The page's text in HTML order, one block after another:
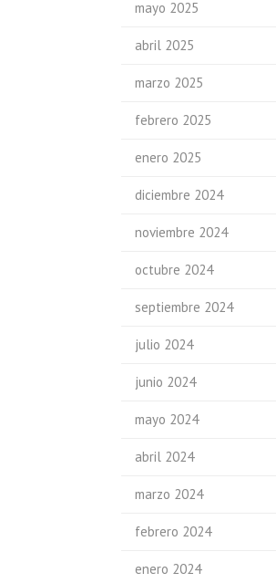
mayo 2025
abril 2025
marzo 2025
febrero 2025
enero 2025
diciembre 2024
noviembre 2024
octubre 2024
septiembre 2024
julio 2024
junio 2024
mayo 2024
abril 2024
marzo 2024
febrero 2024
enero 2024